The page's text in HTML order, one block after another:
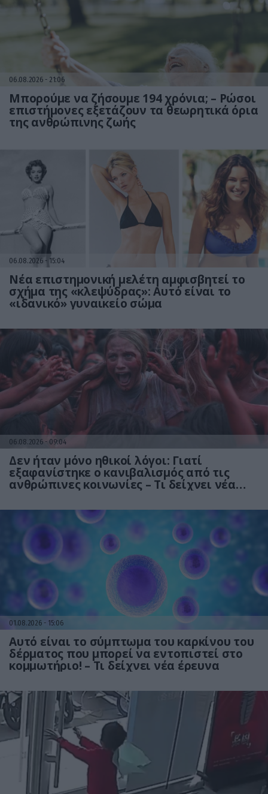
06.08.2026 21:06
Μπορούμε να ζήσουμε 194 χρόνια; – Ρώσοι
επιστήμονες εξετάζουν τα θεωρητικά όρια
της ανθρώπινης ζωής
06.08.2026 15:04
Νέα επιστημονική μελέτη αμφισβητεί το
σχήμα της «κλεψύδρας»: Αυτό είναι το
«ιδανικό» γυναικείο σώμα
06.08.2026 09:04
Δεν ήταν μόνο ηθικοί λόγοι: Γιατί
εξαφανίστηκε ο κανιβαλισμός από τις
ανθρώπινες κοινωνίες – Τι δείχνει νέα
01.08.2026 15:06
Αυτό είναι το σύμπτωμα του καρκίνου του
δέρματος που μπορεί να εντοπιστεί στο
κομμωτήριο! – Τι δείχνει νέα έρευνα